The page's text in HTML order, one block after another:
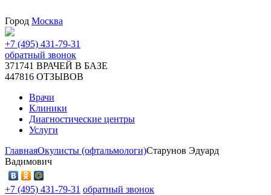
Город Москва
+7 (495) 431-79-31
обратный звонок
371741 ВРАЧЕЙ В БАЗЕ
447816 ОТЗЫВОВ
Врачи
Клиники
Диагностические центры
Услуги
ГлавнаяОкулисты (офтальмологи)Старунов Эдуард
Вадимович
+7 (495) 431-79-31 обратный звонок